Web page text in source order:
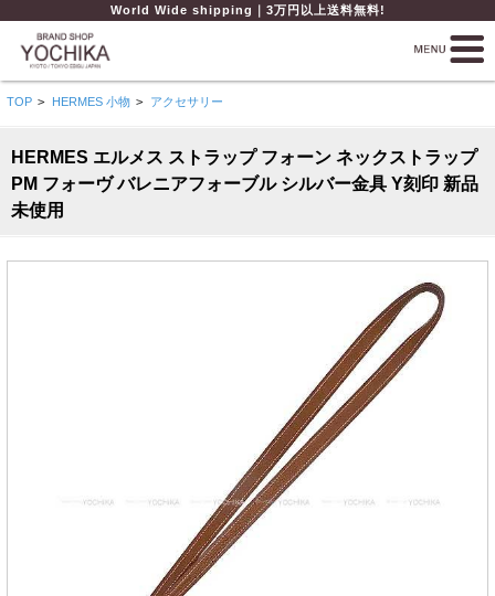
World Wide shipping｜3万円以上送料無料!
TOP > HERMES 小物 > アクセサリー
HERMES エルメス ストラップ フォーン ネックストラップ
PM フォーヴ バレニアフォーブル シルバー金具 Y刻印 新品
未使用